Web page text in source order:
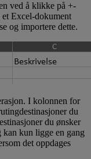
ved å klikke på +-
Excel-dokument
og importere dette.
I kolonnen for
du
du ønsker
kan kun ligge en gang
det oppdages